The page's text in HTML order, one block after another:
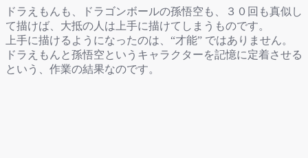
ドラえもんも、ドラゴンボールの孫悟空も、３０回も真似し
て描けば、大抵の人は上手に描けてしまうものです。
上手に描けるようになったのは、“才能” ではありません。
ドラえもんと孫悟空というキャラクターを記憶に定着させる
という、作業の結果なのです。